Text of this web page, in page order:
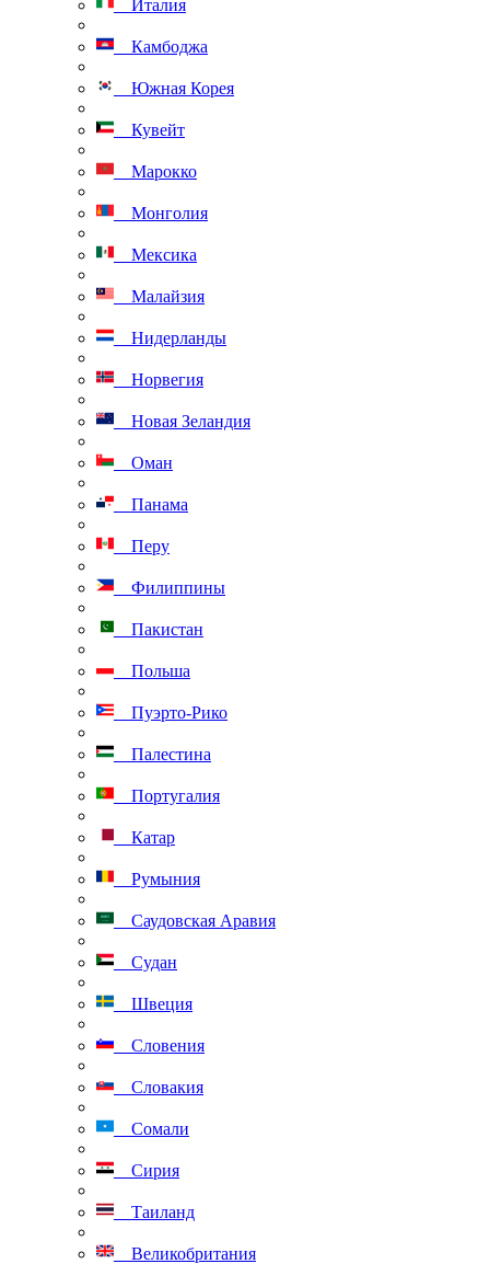
Италия
Камбоджа
Южная Корея
Кувейт
Марокко
Монголия
Мексика
Малайзия
Нидерланды
Норвегия
Новая Зеландия
Оман
Панама
Перу
Филиппины
Пакистан
Польша
Пуэрто-Рико
Палестина
Португалия
Катар
Румыния
Саудовская Аравия
Судан
Швеция
Словения
Словакия
Сомали
Сирия
Таиланд
Великобритания